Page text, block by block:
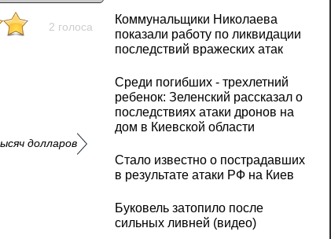
2 голоса
долларов
Коммунальщики Николаева
показали работу по ликвидации
последствий вражеских атак
Среди погибших - трехлетний
ребенок: Зеленский рассказал о
последствиях атаки дронов на
дом в Киевской области
Стало известно о пострадавших
в результате атаки РФ на Киев
Буковель затопило после
сильных ливней (видео)